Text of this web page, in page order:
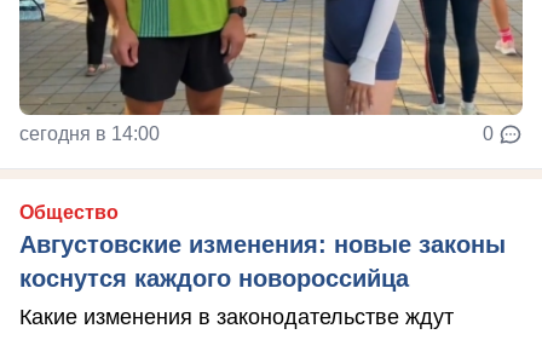
сегодня в 14:00 0
Общество
Августовские изменения: новые законы
коснутся каждого новороссийца
Какие изменения в законодательстве ждут